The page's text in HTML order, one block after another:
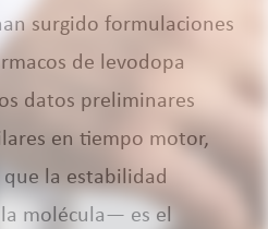
surgido formulaciones
de levodopa
datos preliminares
en tiempo motor,
la estabilidad
molécula— es el